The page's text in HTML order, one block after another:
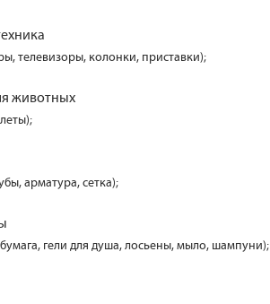
телевизоры, колонки, приставки);
животных
арматура, сетка);
бумага, гели для душа, лосьены, мыло, шампуни);